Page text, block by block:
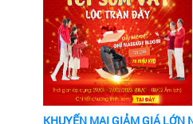
KHUYẾN MẠI GIẢM GIÁ